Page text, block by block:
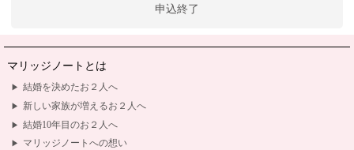
申込終了
マリッジノートとは
結婚を決めたお２人へ
新しい家族が増えるお２人へ
結婚10年目のお２人へ
マリッジノートへの想い